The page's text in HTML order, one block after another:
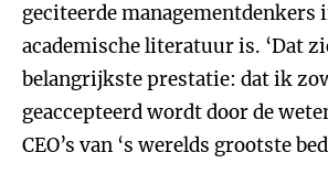
geciteerde managementdenkers
academische literatuur is. ‘Dat
belangrijkste prestatie: dat ik
geaccepteerd wordt door de
CEO’s van ‘s werelds grootste